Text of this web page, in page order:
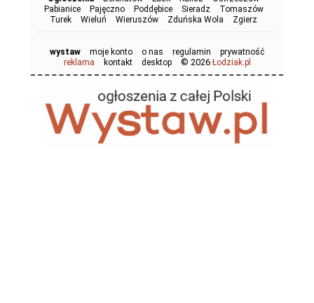
Pabianice
Pajęczno Poddębice Sieradz
Tomaszów
Turek
Wieluń Wieruszów Zduńska Wola Zgierz
wystaw moje konto o nas regulamin
prywatność
reklama
kontakt desktop © 2026 Łodziak.pl